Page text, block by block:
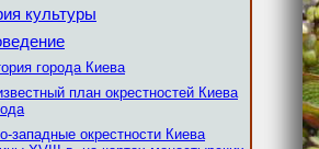
культуры
города Киева
план окрестностей Киева
западные окрестности Киева